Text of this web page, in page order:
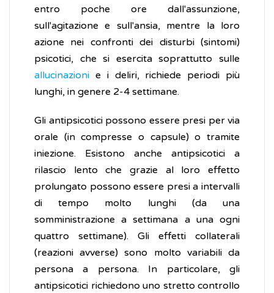
entro poche ore dall'assunzione,
sull'agitazione e sull'ansia, mentre la loro
azione nei confronti dei disturbi (sintomi)
psicotici, che si esercita soprattutto sulle
allucinazioni e i deliri, richiede periodi più
lunghi, in genere 2-4 settimane.
Gli antipsicotici possono essere presi per via
orale (in compresse o capsule) o tramite
iniezione. Esistono anche antipsicotici a
rilascio lento che grazie al loro effetto
prolungato possono essere presi a intervalli
di tempo molto lunghi (da una
somministrazione a settimana a una ogni
quattro settimane). Gli effetti collaterali
(reazioni avverse) sono molto variabili da
persona a persona. In particolare, gli
antipsicotici richiedono uno stretto controllo